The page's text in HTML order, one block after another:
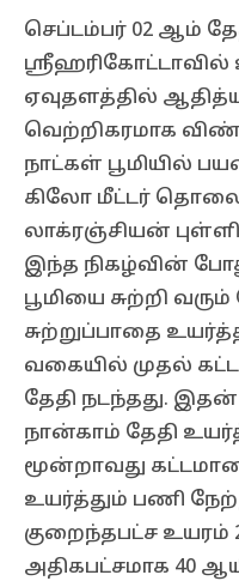
செப்டம்பர் 02 ஆம்
ஏவுதளத்தில்
வெற்றிகரமாக
நாட்கள் பூமியில்
கிலோ மீட்டர்
லாக்ரஞ்சியன்
இந்த நிகழ்வின்
பூமியை சுற்றி
சுற்றுப்பாதை
வகையில் முதல்
தேதி நடந்தது.
நான்காம் தேதி
மூன்றாவது
உயர்த்தும் பணி
குறைந்தபட்ச உயரம்
அதிகபட்சமாக 40